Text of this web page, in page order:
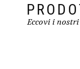
Eccovi i